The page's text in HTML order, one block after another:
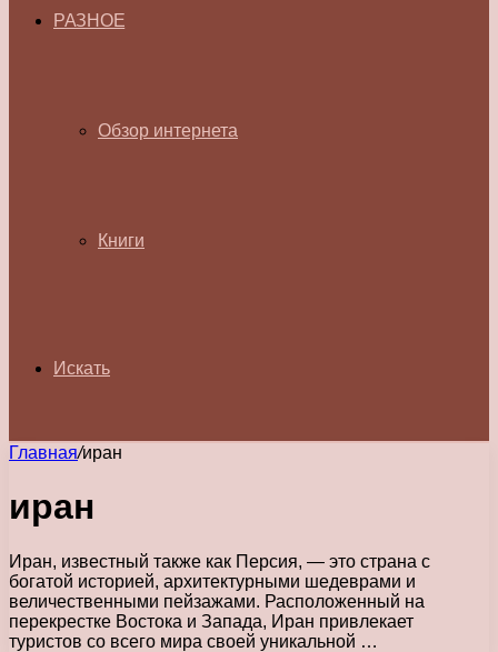
РАЗНОЕ
Обзор интернета
Книги
Искать
Главная/иран
иран
Иран, известный также как Персия, — это страна с
богатой историей, архитектурными шедеврами и
величественными пейзажами. Расположенный на
перекрестке Востока и Запада, Иран привлекает
туристов со всего мира своей уникальной …